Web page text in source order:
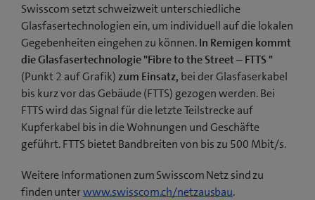
Swisscom setzt schweizweit unterschiedliche
Glasfasertechnologien ein, um individuell auf die lokalen
Gegebenheiten eingehen zu können.In Remigen kommt
die Glasfasertechnologie "Fibre to the Street – FTTS "
(Punkt 2 auf Grafik)zum Einsatz, bei der Glasfaserkabel
bis kurz vor das Gebäude (FTTS) gezogen werden. Bei
FTTS wird das Signal für die letzte Teilstrecke auf
Kupferkabel bis in die Wohnungen und Geschäfte
geführt. FTTS bietet Bandbreiten von bis zu 500 Mbit/s.
Weitere Informationen zum Swisscom Netz sind zu
finden unterwww.swisscom.ch/netzausbau.